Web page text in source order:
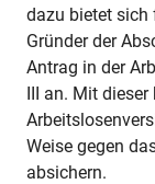
dazu bietet sich
Gründer der
Antrag in der
III an. Mit
Weise gegen
absichern.